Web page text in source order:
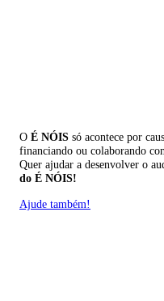
O É NÓIS só acontece por
financiando ou colaborando
Quer ajudar a desenvolver o
do É NÓIS!
Ajude também!